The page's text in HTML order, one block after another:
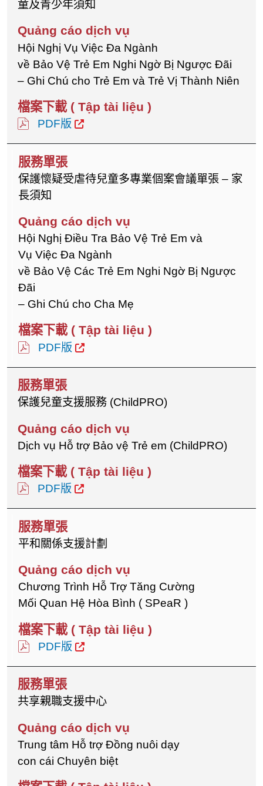
童及青少年須知
Hội Nghị Vụ Việc Đa Ngành
về Bảo Vệ Trẻ Em Nghi Ngờ Bị Ngược Đãi
– Ghi Chú cho Trẻ Em và Trẻ Vị Thành Niên
PDF版
保護懷疑受虐待兒童多專業個案會議單張 – 家
長須知
Hội Nghị Điều Tra Bảo Vệ Trẻ Em và
Vụ Việc Đa Ngành
về Bảo Vệ Các Trẻ Em Nghi Ngờ Bị Ngược
Đãi
– Ghi Chú cho Cha Mẹ
PDF版
保護兒童支援服務 (ChildPRO)
Dịch vụ Hỗ trợ Bảo vệ Trẻ em (ChildPRO)
PDF版
平和關係支援計劃
Chương Trình Hỗ Trợ Tăng Cường
Mối Quan Hệ Hòa Bình ( SPeaR )
PDF版
共享親職支援中心
Trung tâm Hỗ trợ Đồng nuôi dạy
con cái Chuyên biệt